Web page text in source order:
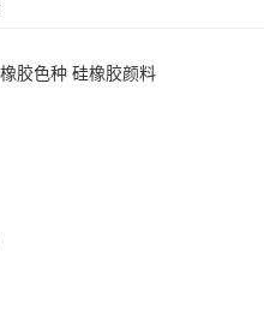
胶色种 硅橡胶颜料